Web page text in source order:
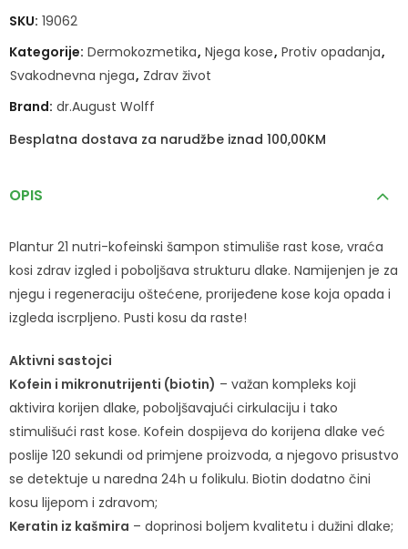
SKU: 19062
Kategorije: Dermokozmetika, Njega kose, Protiv opadanja,
Svakodnevna njega, Zdrav život
Brand: dr.August Wolff
Besplatna dostava za narudžbe iznad 100,00KM
OPIS
Plantur 21 nutri-kofeinski šampon stimuliše rast kose, vraća
kosi zdrav izgled i poboljšava strukturu dlake. Namijenjen je za
njegu i regeneraciju oštećene, prorijeđene kose koja opada i
izgleda iscrpljeno. Pusti kosu da raste!
Aktivni sastojci
Kofein i mikronutrijenti (biotin) – važan kompleks koji
aktivira korijen dlake, poboljšavajući cirkulaciju i tako
stimulišući rast kose. Kofein dospijeva do korijena dlake već
poslije 120 sekundi od primjene proizvoda, a njegovo prisustvo
se detektuje u naredna 24h u folikulu. Biotin dodatno čini
kosu lijepom i zdravom;
Keratin iz kašmira – doprinosi boljem kvalitetu i dužini dlake;